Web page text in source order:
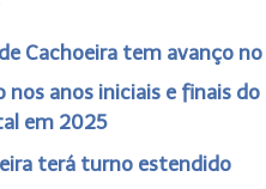
Cachoeira tem avanço no
nos anos iniciais e finais do
em 2025
terá turno estendido